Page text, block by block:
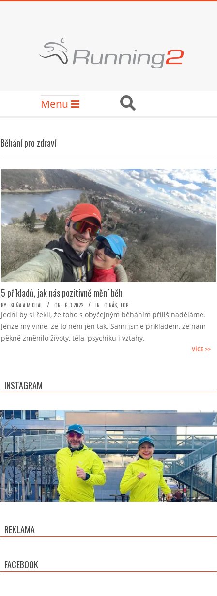
Secondary
Navigation
Menu Search
Běhání pro zdraví
5 příkladů, jak nás pozitivně mění běh
2022-
03-
06
BY: SOŇA A MICHAL ON: 6.3.2022 IN: O NÁS TOP
Jedni by si řekli, že toho s obyčejným běháním příliš naděláme.
Jenže my víme, že to není jen tak. Sami jsme příkladem, že nám
pěkně změnilo životy, těla, psychiku i vztahy.
VÍCE >>
INSTAGRAM
REKLAMA
FACEBOOK